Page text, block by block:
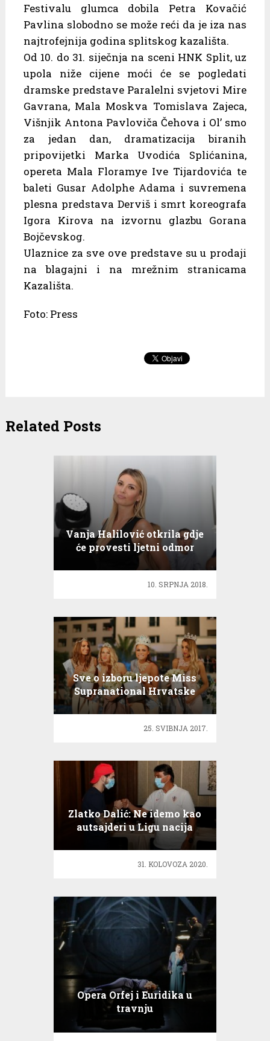
Festivalu glumca dobila Petra Kovačić
Pavlina slobodno se može reći da je iza nas
najtrofejnija godina splitskog kazališta.
Od 10. do 31. siječnja na sceni HNK Split, uz
upola niže cijene moći će se pogledati
dramske predstave Paralelni svjetovi Mire
Gavrana, Mala Moskva Tomislava Zajeca,
Višnjik Antona Pavloviča Čehova i Ol’ smo
za jedan dan, dramatizacija biranih
pripovijetki Marka Uvodića Splićanina,
opereta Mala Floramye Ive Tijardovića te
baleti Gusar Adolphe Adama i suvremena
plesna predstava Derviš i smrt koreografa
Igora Kirova na izvornu glazbu Gorana
Bojčevskog.
Ulaznice za sve ove predstave su u prodaji
na blagajni i na mrežnim stranicama
Kazališta.
Foto: Press
Related Posts
Vanja Halilović otkrila gdje
će provesti ljetni odmor
10. SRPNJA 2018.
Sve o izboru ljepote Miss
Supranational Hrvatske
25. SVIBNJA 2017.
Zlatko Dalić: Ne idemo kao
autsajderi u Ligu nacija
31. KOLOVOZA 2020.
Opera Orfej i Euridika u
travnju